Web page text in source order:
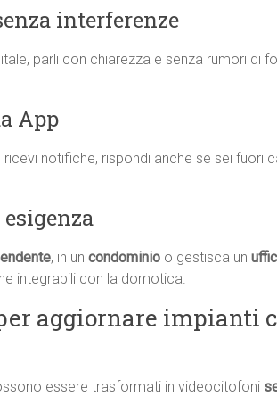
interferenze
parli con chiarezza e senza rumori di
App
notifiche, rispondi anche se sei fuori
, in un condominio o gestisca un
integrabili con la domotica.
aggiornare impianti
essere trasformati in videocitofoni